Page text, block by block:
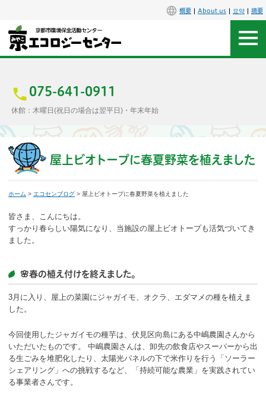
概要 About us 요약 摘要
075-641-0911
休館：木曜日(祝日の場合は翌平日)・年末年始
アクセス
施設案内
イベント
講座
ボランティア
活動支援
一般の方
屋上ビオトープに春夏野菜を植えました
ホーム > エコセンブログ > 屋上ビオトープに春夏野菜を植えました
皆さま、こんにちは。
すっかり春らしい陽気になり、当施設の屋上ビオトープも活気づいてき
ました。
🌸春の植え付けを終えました。
3月に入り、屋上の菜園にジャガイモ、オクラ、エダマメの種を植えま
した。
今回使用したジャガイモの種芋は、伏見区向島にある中嶋農園さんから
いただいたものです。 中嶋農園さんは、卸先の飲食店やスーパーから出
る生ごみを堆肥化したり、太陽光パネルの下で米作りを行う「ソーラー
シェアリング」への挑戦するなど、「持続可能な農業」を実践されてい
る事業者さんです。